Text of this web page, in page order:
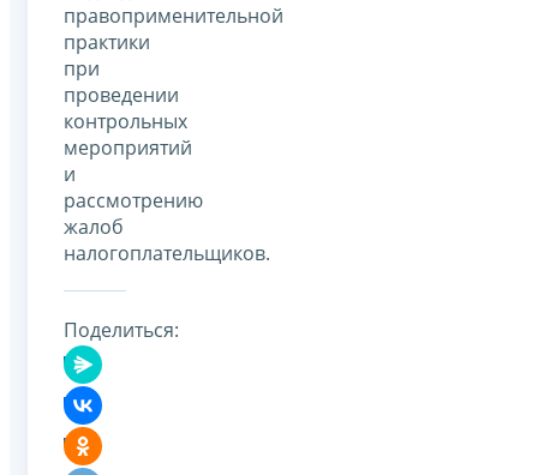
правоприменительной
практики
при
проведении
контрольных
мероприятий
и
рассмотрению
жалоб
налогоплательщиков.
Поделиться: